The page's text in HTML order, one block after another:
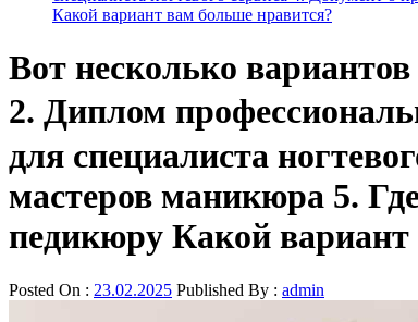
Какой вариант вам больше нравится?
Вот несколько
2. Диплом
для специалиста
мастеров маникюра 5.
педикюру Какой
Posted On : 23.02.2025 Published By : admin